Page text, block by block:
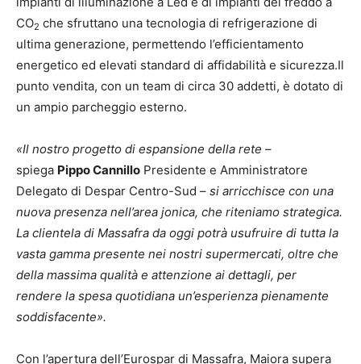
CO2 che sfruttano una tecnologia di refrigerazione di
ultima generazione, permettendo l’efficientamento
energetico ed elevati standard di affidabilità e sicurezza.Il
punto vendita, con un team di circa 30 addetti, è dotato di
un ampio parcheggio esterno.
«Il nostro progetto di espansione della rete –
spiega Pippo Cannillo Presidente e Amministratore
Delegato di Despar Centro-Sud – si arricchisce con una
nuova presenza nell’area jonica, che riteniamo strategica.
La clientela di Massafra da oggi potrà usufruire di tutta la
vasta gamma presente nei nostri supermercati, oltre che
della massima qualità e attenzione ai dettagli, per
rendere la spesa quotidiana un’esperienza pienamente
soddisfacente».
Con l’apertura dell’Eurospar di Massafra, Maiora supera